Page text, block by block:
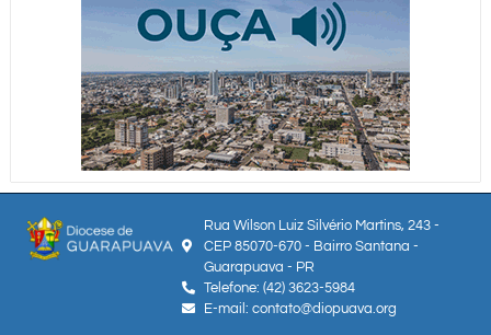
Rua Wilson Luiz Silvério Martins, 243 -
CEP 85070-670 - Bairro Santana -
Guarapuava - PR
Telefone: (42) 3623-5984
E-mail: contato@diopuava.org